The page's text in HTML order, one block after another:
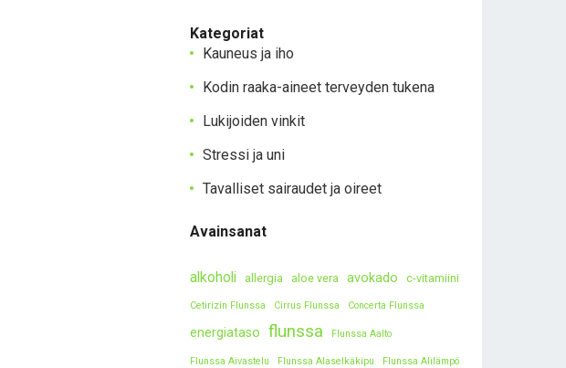
Kategoriat
Kauneus ja iho
Kodin raaka-aineet terveyden tukena
Lukijoiden vinkit
Stressi ja uni
Tavalliset sairaudet ja oireet
Avainsanat
alkoholi allergia aloe vera avokado c-vitamiini
Cetirizin Flunssa Cirrus Flunssa Concerta Flunssa
energiataso flunssa Flunssa Aalto
Flunssa Aivastelu Flunssa Alaselkäkipu Flunssa Alilämpö